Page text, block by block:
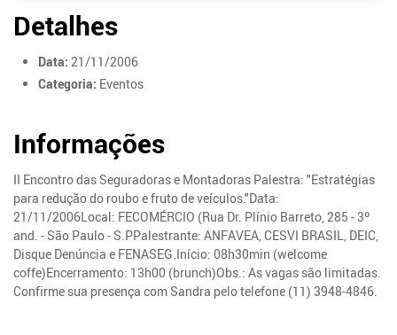
Detalhes
Data: 21/11/2006
Categoria: Eventos
Informações
II Encontro das Seguradoras e Montadoras Palestra: "Estratégias
para redução do roubo e fruto de veículos."Data:
21/11/2006Local: FECOMÉRCIO (Rua Dr. Plínio Barreto, 285 - 3º
and. - São Paulo - S.PPalestrante: ANFAVEA, CESVI BRASIL, DEIC,
Disque Denúncia e FENASEG.Início: 08h30min (welcome
coffe)Encerramento: 13h00 (brunch)Obs.: As vagas são limitadas.
Confirme sua presença com Sandra pelo telefone (11) 3948-4846.